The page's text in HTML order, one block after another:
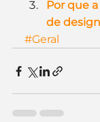
Por que
de
#Geral